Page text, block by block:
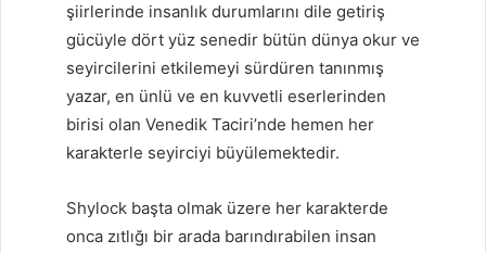
şiirlerinde insanlık durumlarını dile getiriş
gücüyle dört yüz senedir bütün dünya okur ve
seyircilerini etkilemeyi sürdüren tanınmış
yazar, en ünlü ve en kuvvetli eserlerinden
birisi olan Venedik Taciri’nde hemen her
karakterle seyirciyi büyülemektedir.
Shylock başta olmak üzere her karakterde
onca zıtlığı bir arada barındırabilen insan